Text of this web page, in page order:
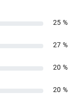
25 %
27 %
20 %
20 %